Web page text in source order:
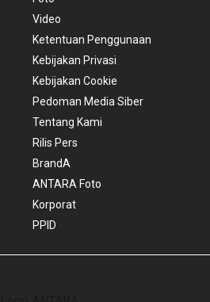
Video
Ketentuan Penggunaan
Kebijakan Privasi
Kebijakan Cookie
Pedoman Media Siber
Tentang Kami
Rilis Pers
BrandA
ANTARA Foto
Korporat
PPID